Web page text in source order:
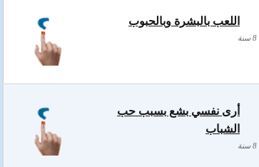
اللعب بالبشرة وبالحبوب
أرى نفسي بشع بسبب حب
الشباب